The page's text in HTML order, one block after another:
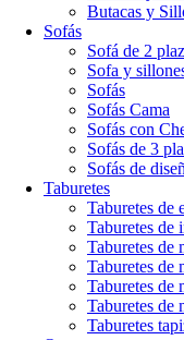
Butacas y
Sofás
Sofá de 2
Sofa y
Sofás
Sofás Cama
Sofás con
Sofás de 3
Sofás de
Taburetes
Taburetes de
Taburetes de
Taburetes de
Taburetes de
Taburetes de
Taburetes de
Taburetes